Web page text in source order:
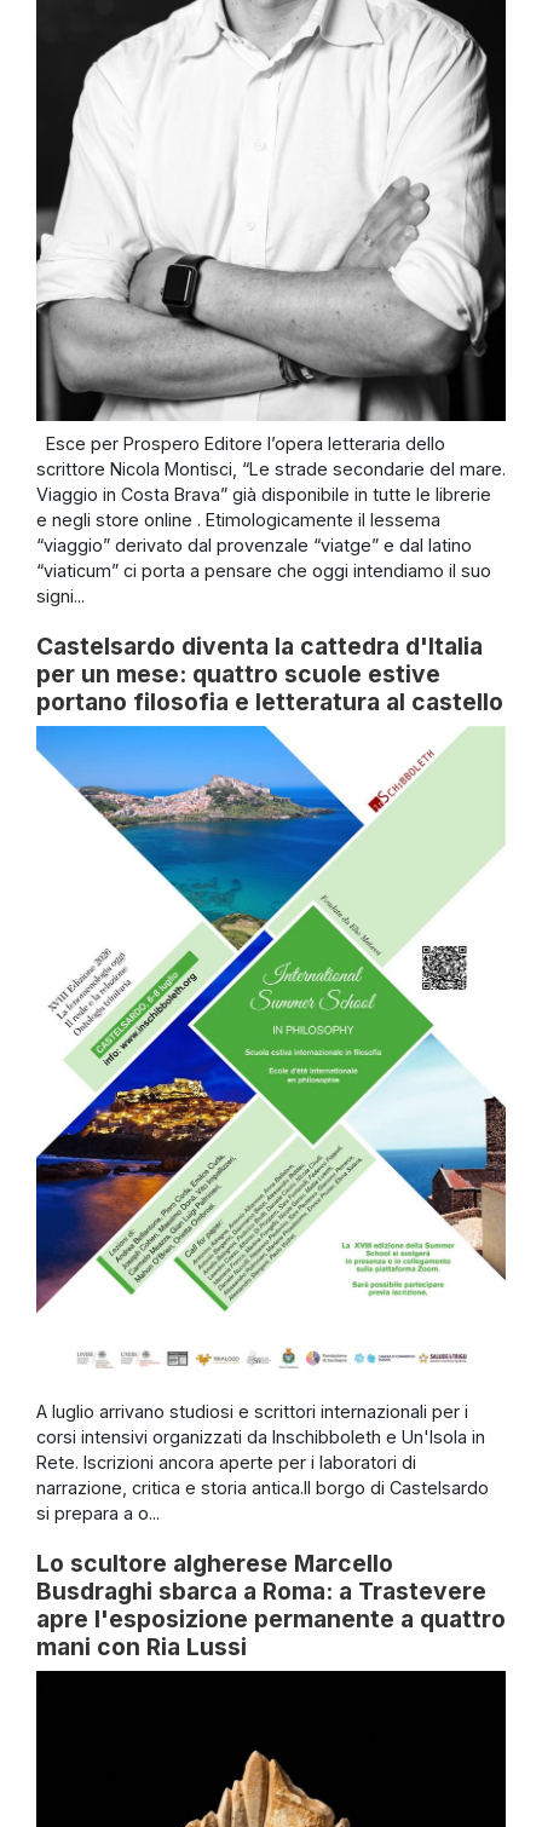
Esce per Prospero Editore l’opera letteraria dello
scrittore Nicola Montisci, “Le strade secondarie del mare.
Viaggio in Costa Brava” già disponibile in tutte le librerie
e negli store online . Etimologicamente il lessema
“viaggio” derivato dal provenzale “viatge” e dal latino
“viaticum” ci porta a pensare che oggi intendiamo il suo
signi...
Castelsardo diventa la cattedra d'Italia
per un mese: quattro scuole estive
portano filosofia e letteratura al castello
A luglio arrivano studiosi e scrittori internazionali per i
corsi intensivi organizzati da Inschibboleth e Un'Isola in
Rete. Iscrizioni ancora aperte per i laboratori di
narrazione, critica e storia antica.Il borgo di Castelsardo
si prepara a o...
Lo scultore algherese Marcello
Busdraghi sbarca a Roma: a Trastevere
apre l'esposizione permanente a quattro
mani con Ria Lussi